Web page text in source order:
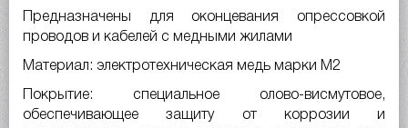
Предназначены для оконцевания опрессовкой
проводов и кабелей с медными жилами
Материал: электротехническая медь марки М2
Покрытие: специальное олово-висмутовое,
обеспечивающее защиту от коррозии и